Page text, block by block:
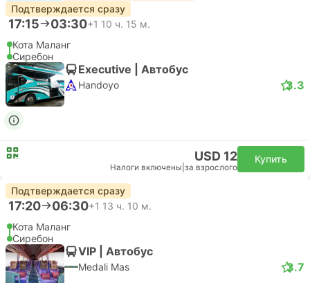
Подтверждается сразу
17:15 03:30+1 10 ч. 15 м.
Кота Маланг
Сиребон
Executive | Автобус
Handoyo 3.3
USD 12
Налоги включены за взрослого
Купить
Подтверждается сразу
17:20 06:30+1 13 ч. 10 м.
Кота Маланг
Сиребон
VIP | Автобус
Medali Mas 3.7